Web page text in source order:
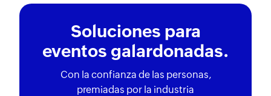
Soluciones para
eventos galardonadas.
Con la confianza de las personas,
premiadas por la industria